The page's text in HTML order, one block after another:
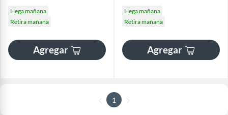
Llega mañana
Retira mañana
Agregar
Llega mañana
Retira mañana
Agregar
1